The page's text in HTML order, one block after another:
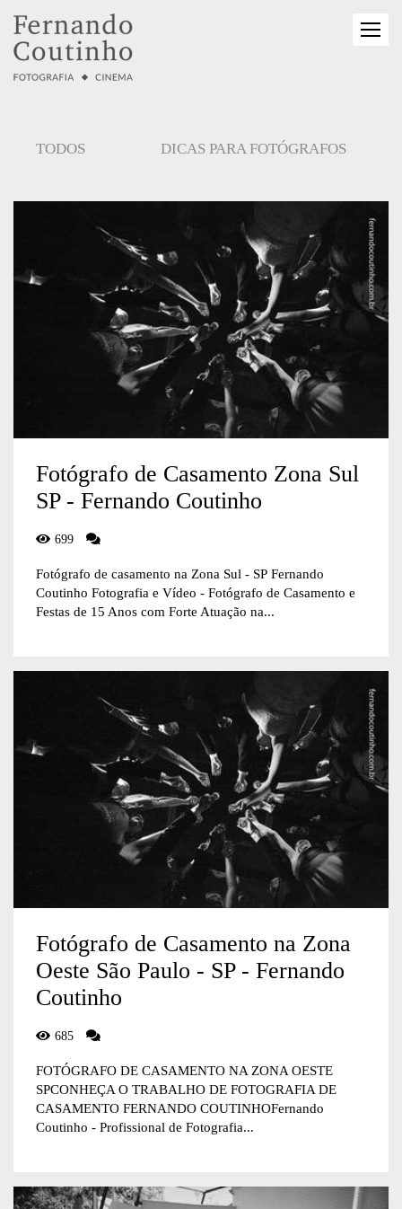
TODOS DICAS PARA FOTÓGRAFOS
Fotógrafo de Casamento Zona Sul
SP - Fernando Coutinho
699
Fotógrafo de casamento na Zona Sul - SP Fernando
Coutinho Fotografia e Vídeo - Fotógrafo de Casamento e
Festas de 15 Anos com Forte Atuação na...
Fotógrafo de Casamento na Zona
Oeste São Paulo - SP - Fernando
Coutinho
685
FOTÓGRAFO DE CASAMENTO NA ZONA OESTE
SPCONHEÇA O TRABALHO DE FOTOGRAFIA DE
CASAMENTO FERNANDO COUTINHOFernando
Coutinho - Profissional de Fotografia...